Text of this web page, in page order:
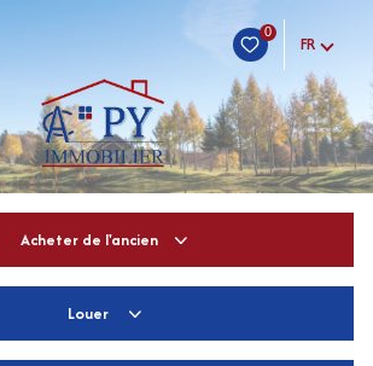
0
FR
Acheter de l'ancien
Louer